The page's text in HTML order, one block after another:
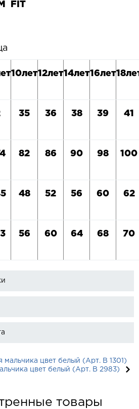
FIT
10лет12лет14лет16лет18
35 36 38 39 41
82 86 90 98 100
48 52 56 60 62
56 60 64 68 70
мальчика цвет белый (Арт. B 1301)
цвет белый (Арт. B 2983)
товары